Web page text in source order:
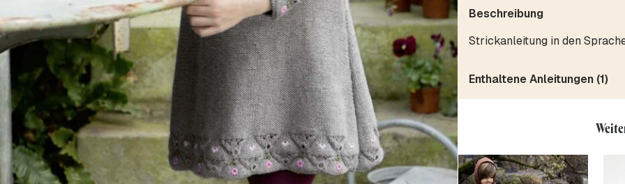
Beschreibung
Strickanleitung in den
Enthaltene Anleitungen (1)